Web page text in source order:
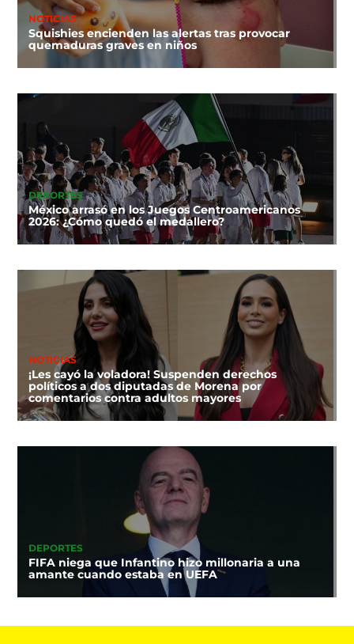
NOTICIAS
Squishies encienden las alertas tras provocar
quemaduras graves en niños
DEPORTES
México arrasó en los Juegos Centroamericanos
2026: ¿Cómo quedó el medallero?
NOTICIAS
¡Les cayó la voladora! Suspenden derechos
políticos a dos diputadas de Morena por
comentarios contra adultos mayores
DEPORTES
FIFA niega que Infantino hizo millonaria a una
amante cuando estaba en UEFA